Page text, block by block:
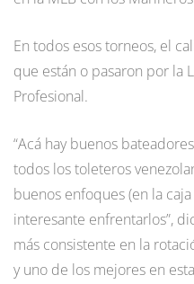
En todos esos torneos, el
que están o pasaron por la
Profesional.
“Acá hay buenos
todos los toleteros
buenos enfoques (en la
interesante enfrentarlos”,
más consistente en la
y uno de los mejores en